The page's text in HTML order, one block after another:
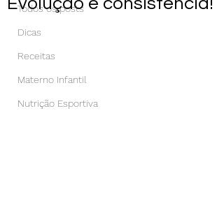
Todos os posts
Dicas
Receitas
Materno Infantil
Nutrição Esportiva